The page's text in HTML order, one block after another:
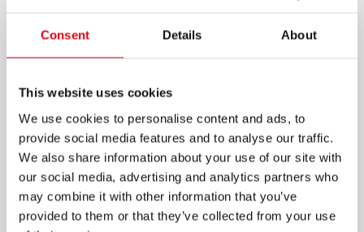
Consent Details About
This website uses cookies
We use cookies to personalise content and ads, to
provide social media features and to analyse our traffic.
We also share information about your use of our site with
our social media, advertising and analytics partners who
may combine it with other information that you’ve
provided to them or that they’ve collected from your use
继续在笔筒边框周围涂其他颜色。
6